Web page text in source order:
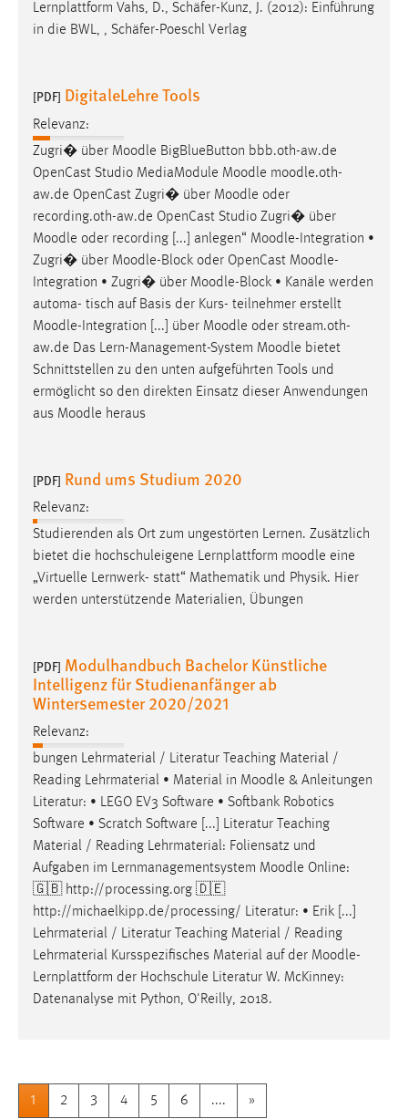
Lernplattform Vahs, D., Schäfer-Kunz, J. (2012): Einführung
in die BWL, , Schäfer-Poeschl Verlag
[PDF] DigitaleLehre Tools
Relevanz:
Zugri� über Moodle BigBlueButton bbb.oth-aw.de
OpenCast Studio MediaModule Moodle moodle.oth-
aw.de OpenCast Zugri� über Moodle oder
recording.oth-aw.de OpenCast Studio Zugri� über
Moodle oder recording [...] anlegen“ Moodle-Integration •
Zugri� über Moodle-Block oder OpenCast Moodle-
Integration • Zugri� über Moodle-Block • Kanäle werden
automa- tisch auf Basis der Kurs- teilnehmer erstellt
Moodle-Integration [...] über Moodle oder stream.oth-
aw.de Das Lern-Management-System Moodle bietet
Schnittstellen zu den unten aufgeführten Tools und
ermöglicht so den direkten Einsatz dieser Anwendungen
aus Moodle heraus
[PDF] Rund ums Studium 2020
Relevanz:
Studierenden als Ort zum ungestörten Lernen. Zusätzlich
bietet die hochschuleigene Lernplattform moodle eine
„Virtuelle Lernwerk- statt“ Mathematik und Physik. Hier
werden unterstützende Materialien, Übungen
[PDF] Modulhandbuch Bachelor Künstliche
Intelligenz für Studienanfänger ab
Wintersemester 2020/2021
Relevanz:
bungen Lehrmaterial / Literatur Teaching Material /
Reading Lehrmaterial • Material in Moodle & Anleitungen
Literatur: • LEGO EV3 Software • Softbank Robotics
Software • Scratch Software [...] Literatur Teaching
Material / Reading Lehrmaterial: Foliensatz und
Aufgaben im Lernmanagementsystem Moodle Online:
🇬🇧 http://processing.org 🇩🇪
http://michaelkipp.de/processing/ Literatur: • Erik [...]
Lehrmaterial / Literatur Teaching Material / Reading
Lehrmaterial Kursspezifisches Material auf der Moodle-
Lernplattform der Hochschule Literatur W. McKinney:
Datenanalyse mit Python, O'Reilly, 2018.
1 2 3 4 5 6 .... »